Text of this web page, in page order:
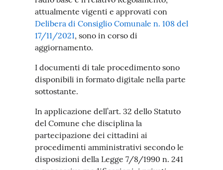
attualmente vigenti e approvati con
Delibera di Consiglio Comunale n. 108 del
17/11/2021, sono in corso di
aggiornamento.
I documenti di tale procedimento sono
disponibili in formato digitale nella parte
sottostante.
In applicazione dell’art. 32 dello Statuto
del Comune che disciplina la
partecipazione dei cittadini ai
procedimenti amministrativi secondo le
disposizioni della Legge 7/8/1990 n. 241